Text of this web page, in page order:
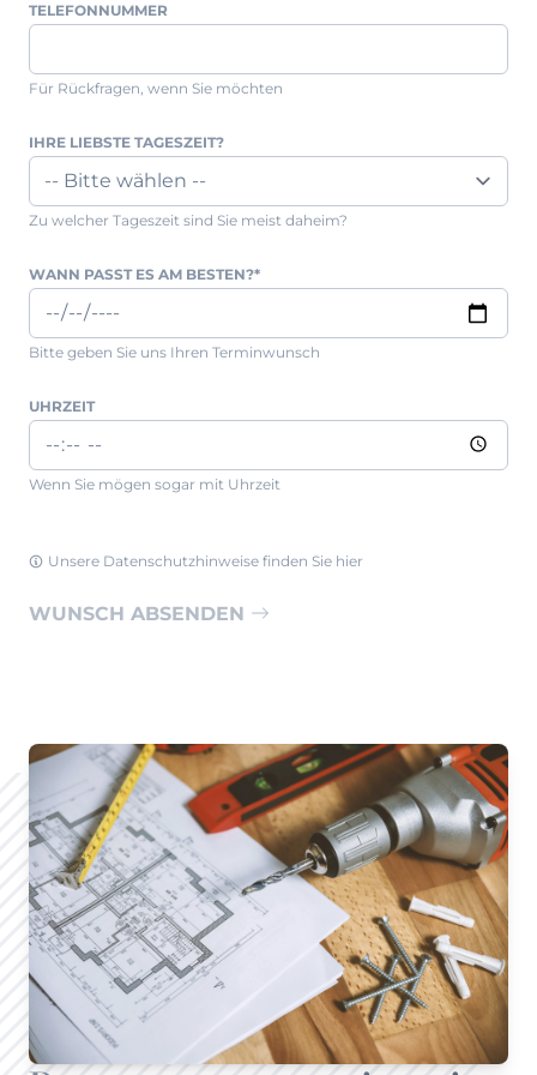
Einzelbetten & Futonbetten
Folie & Lack
ALLES ANZEIGEN
KLEINMÖBEL & DIELE
Einzelmöbel & Schuhschränke
Couchtische
Spiegel
ALLES ANZEIGEN
JUGENDZIMMER
PROSPEKTE & KATALOGE
Henders & Hazel Prospekt
XOOON Prospekt
Wohnzimmer
Schlafzimmer
Esszimmer
Prisma Journal
Möbelverkäufer (m/w/d)
Marketing-Manager (m/w/d)
Küchenfachberater (m/w/d)
Schreiner/Monteur (m/w/d)
Kurzbewerbung senden
KONTAKT & FORMULARE
Kontakt
Beratungstermin vereinbaren
Auftragsstatus anfordern
TELEFONNUMMER
Für Rückfragen, wenn Sie möchten
IHRE LIEBSTE TAGESZEIT?
Zu welcher Tageszeit sind Sie meist daheim?
WANN PASST ES AM BESTEN?*
Bitte geben Sie uns Ihren Terminwunsch
UHRZEIT
Wenn Sie mögen sogar mit Uhrzeit
Unsere Datenschutzhinweise finden Sie hier
WUNSCH ABSENDEN